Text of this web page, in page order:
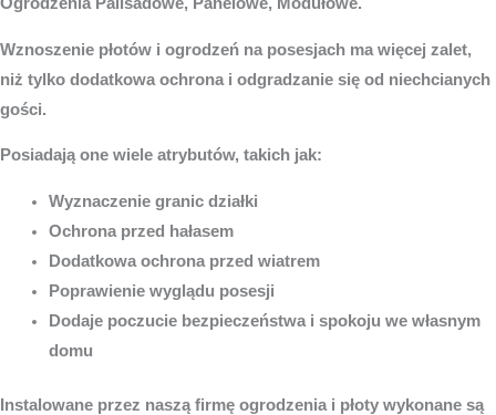
Wznoszenie płotów i ogrodzeń na posesjach ma więcej zalet,
niż tylko dodatkowa ochrona i odgradzanie się od niechcianych
gości.
Posiadają one wiele atrybutów, takich jak:
Wyznaczenie granic działki
Ochrona przed hałasem
Dodatkowa ochrona przed wiatrem
Poprawienie wyglądu posesji
Dodaje poczucie bezpieczeństwa i spokoju we własnym
domu
Instalowane przez naszą firmę ogrodzenia i płoty wykonane są